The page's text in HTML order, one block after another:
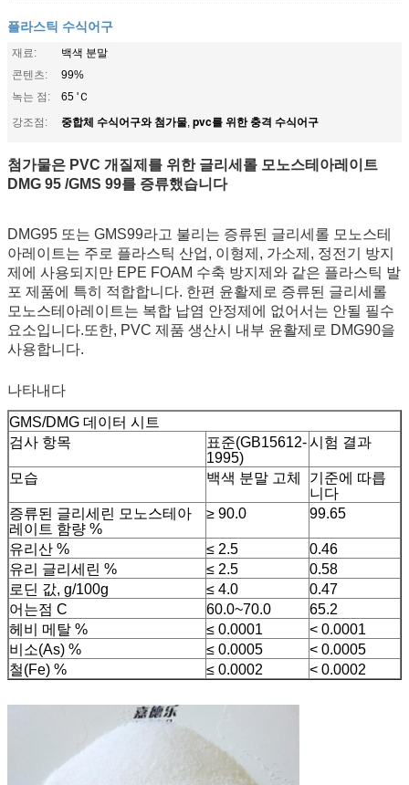
플라스틱 수식어구
재료:
백색 분말
콘텐츠:
99%
녹는 점:
65 'Ｃ
강조점:
중합체 수식어구와 첨가물, pvc를 위한 충격 수식어구
첨가물은 PVC 개질제를 위한 글리세롤 모노스테아레이트
DMG 95 /GMS 99를 증류했습니다
DMG95 또는 GMS99라고 불리는 증류된 글리세롤 모노스테
아레이트는 주로 플라스틱 산업, 이형제, 가소제, 정전기 방지
제에 사용되지만 EPE FOAM 수축 방지제와 같은 플라스틱 발
포 제품에 특히 적합합니다. 한편 윤활제로 증류된 글리세롤
모노스테아레이트는 복합 납염 안정제에 없어서는 안될 필수
요소입니다.또한, PVC 제품 생산시 내부 윤활제로 DMG90을
사용합니다.
나타내다
GMS/DMG 데이터 시트
검사 항목
표준(GB15612-
1995)
시험 결과
모습 백색 분말 고체
기준에 따릅
니다
증류된 글리세린 모노스테아
레이트 함량 %
≥ 90.0 99.65
유리산 % ≤ 2.5
0.46
유리 글리세린 %
≤ 2.5
0.58
로딘 값, g/100g
≤ 4.0
0.47
어는점 C
60.0~70.0
65.2
헤비 메탈 %
≤ 0.0001
< 0.0001
비소(As) %
≤ 0.0005
< 0.0005
철(Fe) %
≤ 0.0002 < 0.0002